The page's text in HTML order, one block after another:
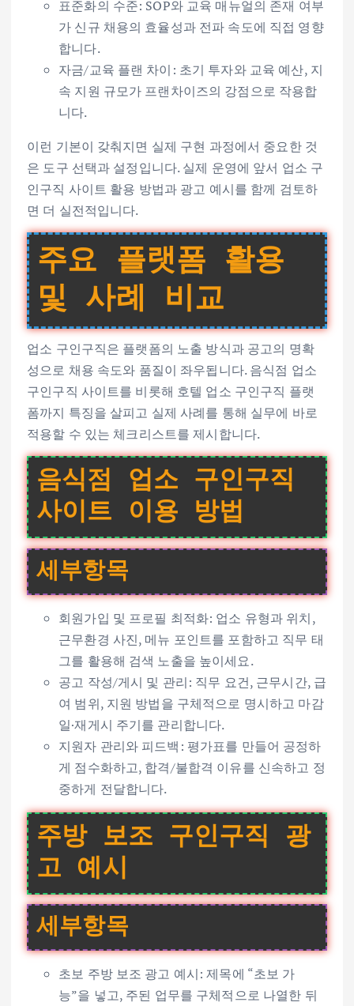
표준화의 수준: SOP와 교육 매뉴얼의 존재 여부
가 신규 채용의 효율성과 전파 속도에 직접 영향
합니다.
자금/교육 플랜 차이: 초기 투자와 교육 예산, 지
속 지원 규모가 프랜차이즈의 강점으로 작용합
니다.
이런 기본이 갖춰지면 실제 구현 과정에서 중요한 것
은 도구 선택과 설정입니다. 실제 운영에 앞서 업소 구
인구직 사이트 활용 방법과 광고 예시를 함께 검토하
면 더 실전적입니다.
주요 플랫폼 활용
및 사례 비교
업소 구인구직은 플랫폼의 노출 방식과 공고의 명확
성으로 채용 속도와 품질이 좌우됩니다. 음식점 업소
구인구직 사이트를 비롯해 호텔 업소 구인구직 플랫
폼까지 특징을 살피고 실제 사례를 통해 실무에 바로
적용할 수 있는 체크리스트를 제시합니다.
음식점 업소 구인구직
사이트 이용 방법
세부항목
회원가입 및 프로필 최적화: 업소 유형과 위치,
근무환경 사진, 메뉴 포인트를 포함하고 직무 태
그를 활용해 검색 노출을 높이세요.
공고 작성/게시 및 관리: 직무 요건, 근무시간, 급
여 범위, 지원 방법을 구체적으로 명시하고 마감
일·재게시 주기를 관리합니다.
지원자 관리와 피드백: 평가표를 만들어 공정하
게 점수화하고, 합격/불합격 이유를 신속하고 정
중하게 전달합니다.
주방 보조 구인구직 광
고 예시
세부항목
초보 주방 보조 광고 예시: 제목에 “초보 가
능”을 넣고, 주된 업무를 구체적으로 나열한 뒤